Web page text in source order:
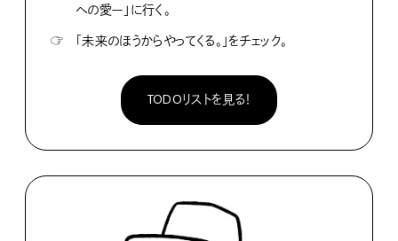
への愛ー」に行く。
☞
「未来のほうからやってくる。」をチェック。
TODOリストを見る！